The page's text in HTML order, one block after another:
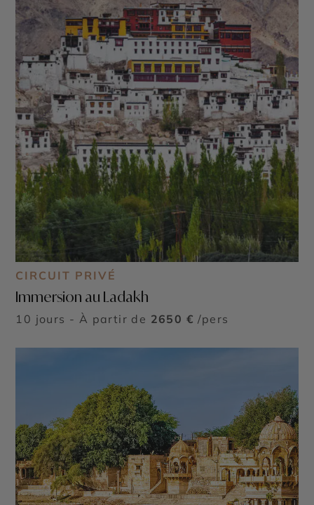
CIRCUIT PRIVÉ
Immersion au Ladakh
10 jours - À partir de 2650 € /pers